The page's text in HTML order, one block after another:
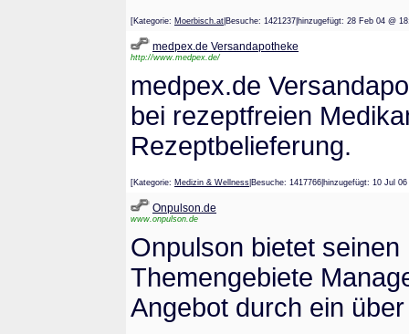
[Kategorie: Moerbisch.at |Besuche: 1421237|hinzugefügt: 28 Feb
medpex.de Versandapotheke
http://www.medpex.de/
medpex.de
bei rezeptfreien
Rezeptbelieferung.
[Kategorie: Medizin & Wellness |Besuche: 1417766|hinzugefügt: 10
Onpulson.de
www.onpulson.de
Onpulson bietet
Themengebiete
Angebot durch ein